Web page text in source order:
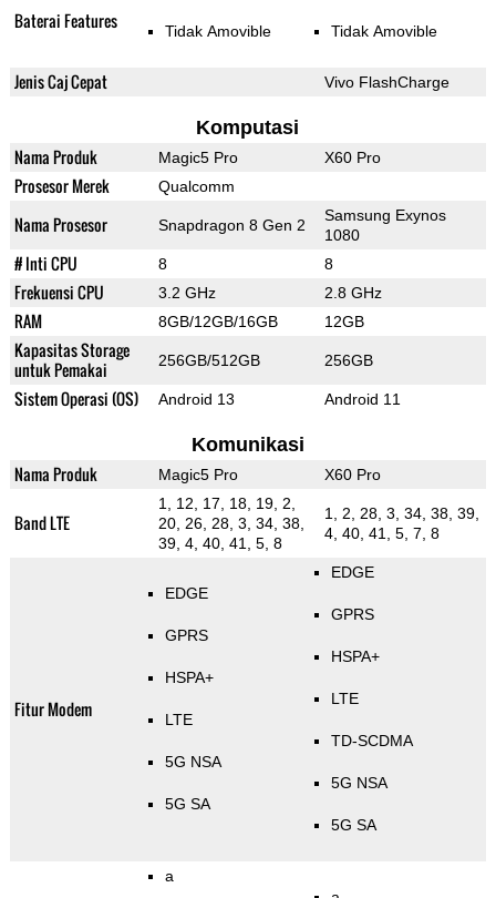
Baterai Features Tidak Amovible Tidak Amovible
Jenis Caj Cepat Vivo FlashCharge
Komputasi
Nama Produk Magic5 Pro X60 Pro
Prosesor Merek Qualcomm
Nama Prosesor Snapdragon 8 Gen 2
Samsung Exynos
1080
# Inti CPU 8 8
Frekuensi CPU 3.2 GHz 2.8 GHz
RAM 8GB/12GB/16GB 12GB
Kapasitas Storage
untuk Pemakai
256GB/512GB 256GB
Sistem Operasi (OS) Android 13 Android 11
Komunikasi
Nama Produk Magic5 Pro X60 Pro
Band LTE
1, 12, 17, 18, 19, 2,
20, 26, 28, 3, 34, 38,
39, 4, 40, 41, 5, 8
1, 2, 28, 3, 34, 38, 39,
4, 40, 41, 5, 7, 8
Fitur Modem
EDGE
GPRS
HSPA+
LTE
5G NSA
5G SA
EDGE
GPRS
HSPA+
LTE
TD-SCDMA
5G NSA
5G SA
a